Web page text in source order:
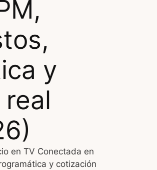
y
en TV Conectada en
y cotización